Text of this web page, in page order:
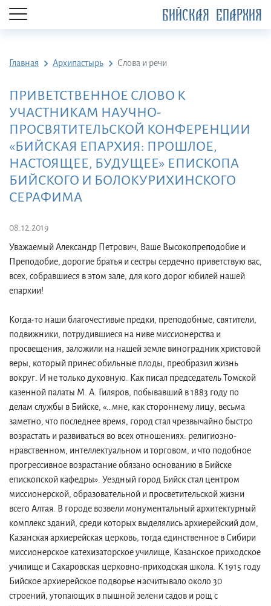
БИЙСКАЯ ЕПАРХИЯ
Главная Архипастырь Слова и речи
ПРИВЕТСТВЕННОЕ СЛОВО К
УЧАСТНИКАМ НАУЧНО-
ПРОСВЯТИТЕЛЬСКОЙ КОНФЕРЕНЦИИ
«БИЙСКАЯ ЕПАРХИЯ: ПРОШЛОЕ,
НАСТОЯЩЕЕ, БУДУЩЕЕ» ЕПИСКОПА
БИЙСКОГО И БОЛОКУРИХИНСКОГО
СЕРАФИМА
08.12.2019
Уважаемый Александр Петрович, Ваше Высокопреподобие и
Преподобие, дорогие братья и сестры сердечно приветствую вас,
всех, собравшиеся в этом зале, для кого дорог юбилей нашей
епархии!
Когда-то наши благочестивые предки, преподобные, святители,
подвижники, потрудившиеся на ниве миссионерства и
просвещения, заложили на нашей земле виноградник христовой
веры, который принес обильные плоды, преобразил жизнь
вокруг. И не только духовную. Как писал председатель Томской
казенной палаты М. А. Гиляров, побывавший в 1883 году по
делам службы в Бийске, «…мне, как стороннему лицу, весьма
заметно, что последнее время, город стал чрезвычайно быстро
возрастать и развиваться во всех отношениях: религиозно-
нравственном, интеллектуальном и торговом, и что подобное
прогрессивное возрастание обязано основанию в Бийске
епископской кафедры». Уездный город Бийск стал центром
миссионерской, образовательной и просветительской жизни
всего Алтая. В городе возвели монументальный архитектурный
комплекс зданий, среди которых выделялись архиерейский дом,
Казанская архиерейская церковь, тогда единственное в Сибири
миссионерское катехизаторское училище, Казанское приходское
училище и Сахаровская церковно-приходская школа. К 1915 году
Бийское архиерейское подворье насчитывало около 30
строений, утопающих в пышной зелени садов и рощ с